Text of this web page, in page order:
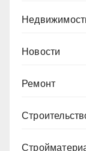
Новости
Ремонт